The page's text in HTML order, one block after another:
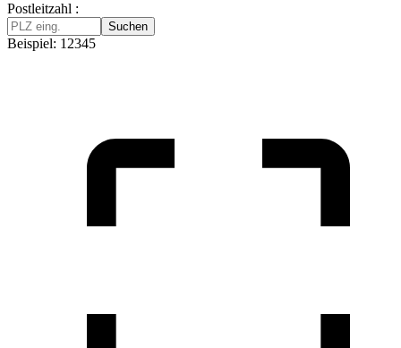
Postleitzahl :
Suchen
Beispiel: 12345